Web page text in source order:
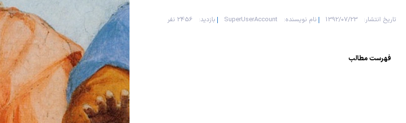
تاریخ انتشار: 1392/07/23 نام نویسنده: SuperUserAccount بازدید: 2456 نفر
فهرست مطالب